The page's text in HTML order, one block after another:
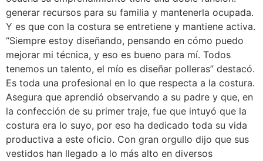
generar recursos para su familia y mantenerla ocupada.
Y es que con la costura se entretiene y mantiene activa.
“Siempre estoy diseñando, pensando en cómo puedo
mejorar mi técnica, y eso es bueno para mí. Todos
tenemos un talento, el mío es diseñar polleras” destacó.
Es toda una profesional en lo que respecta a la costura.
Asegura que aprendió observando a su padre y que, en
la confección de su primer traje, fue que intuyó que la
costura era lo suyo, por eso ha dedicado toda su vida
productiva a este oficio. Con gran orgullo dijo que sus
vestidos han llegado a lo más alto en diversos